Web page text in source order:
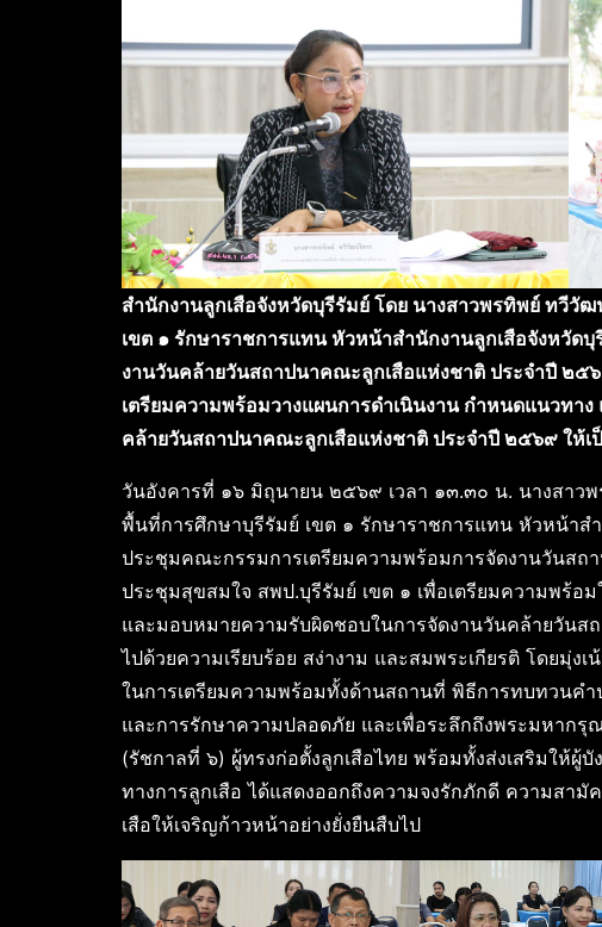
สำนักงานลูกเสือจังหวัดบุรีรัมย์ โดย นางสาวพรทิพย์ ทวีวั
เขต ๑ รักษาราชการแทน หัวหน้าสำนักงานลูกเสือจังหวัด
งานวันคล้ายวันสถาปนาคณะลูกเสือแห่งชาติ ประจำปี ๒๕
เตรียมความพร้อมวางแผนการดำเนินงาน กำหนดแนวทา
คล้ายวันสถาปนาคณะลูกเสือแห่งชาติ ประจำปี ๒๕๖๙ ให้เ
วันอังคารที่ ๑๖ มิถุนายน ๒๕๖๙ เวลา ๑๓.๓๐ น. นางสาว
พื้นที่การศึกษาบุรีรัมย์ เขต ๑ รักษาราชการแทน หัวหน้าส
ประชุมคณะกรรมการเตรียมความพร้อมการจัดงานวันส
ประชุมสุขสมใจ สพป.บุรีรัมย์ เขต ๑ เพื่อเตรียมความพร้อ
และมอบหมายความรับผิดชอบในการจัดงานวันคล้ายวัน
ไปด้วยความเรียบร้อย สง่างาม และสมพระเกียรติ โดยมุ่
ในการเตรียมความพร้อมทั้งด้านสถานที่ พิธีการทบทวน
และการรักษาความปลอดภัย และเพื่อระลึกถึงพระมหาก
(รัชกาลที่ ๖) ผู้ทรงก่อตั้งลูกเสือไทย พร้อมทั้งส่งเสริมให้ผู้
ทางการลูกเสือ ได้แสดงออกถึงความจงรักภักดี ความสา
เสือให้เจริญก้าวหน้าอย่างยั่งยืนสืบไป